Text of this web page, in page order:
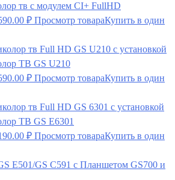
тв c модулем CI+ FullHD
₽ Просмотр товараКупить в один
ТВ GS U210
₽ Просмотр товараКупить в один
ТВ GS E6301
₽ Просмотр товараКупить в один